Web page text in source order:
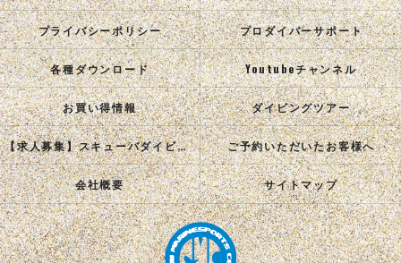
プライバシーポリシー プロダイバーサポート
各種ダウンロード Youtubeチャンネル
お買い得情報 ダイビングツアー
【求人募集】スキューバダイビングインストラクターを目指す正社員を募集中！ ご予約いただいたお客様へ
会社概要 サイトマップ